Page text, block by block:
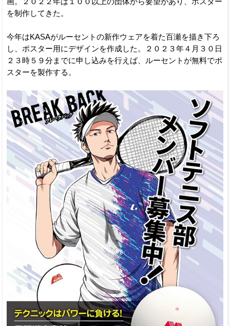
を制作してきた。
今年はKASAがルーセントの新作ウェアを着た百瀬を描き下ろ
し、ポスター用にデザインを作成した。２０２３年４月３０日
２３時５９分までに申し込みを行えば、ルーセントが無料でポ
スターを製作する。